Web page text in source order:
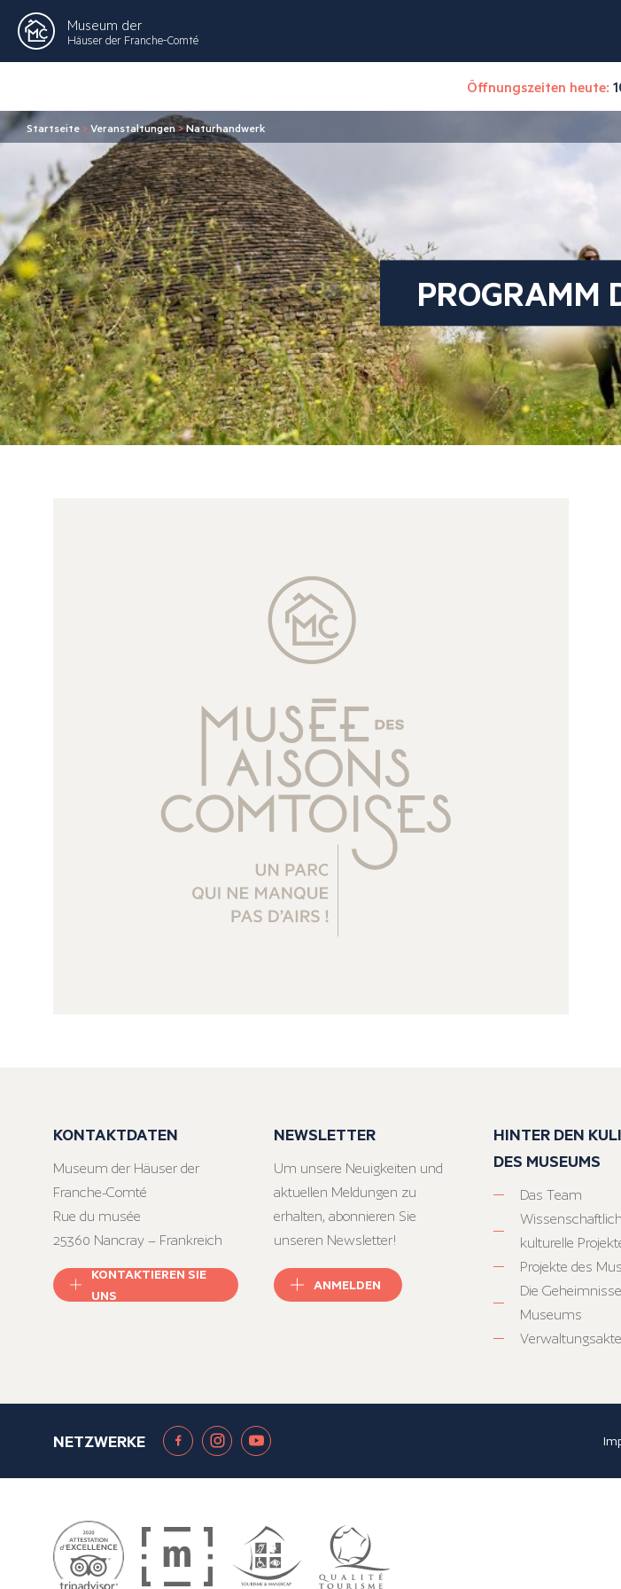
Museum der
Häuser der Franche-Comté
Öffnungszeiten heute:
Startseite >Veranstaltungen>Naturhandwerk
PROGRAMM
KONTAKTDATEN
Museum der Häuser der
Franche-Comté
Rue du musée
25360 Nancray – Frankreich
KONTAKTIEREN SIE
UNS
NEWSLETTER
Um unsere Neuigkeiten und
aktuellen Meldungen zu
erhalten, abonnieren Sie
unseren Newsletter!
ANMELDEN
HINTER DEN
DES MUSEUMS
Das Team
kulturelle
Projekte des
Die
Museums
Verwaltungsakte
NETZWERKE